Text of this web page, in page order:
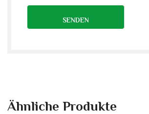
Ähnliche Produkte